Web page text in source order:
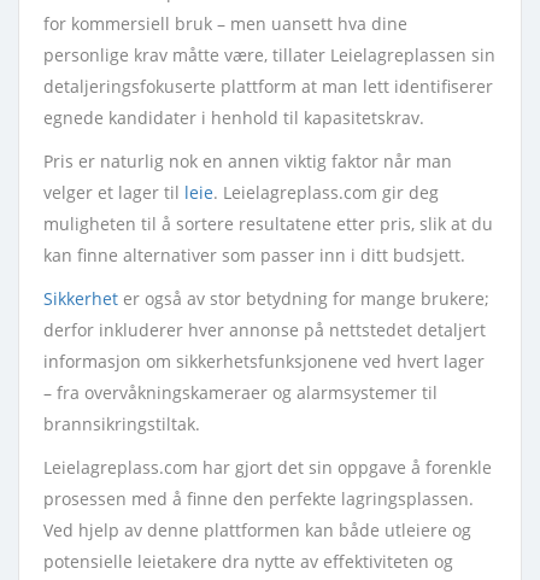
for kommersiell bruk – men uansett hva dine
personlige krav måtte være, tillater Leielagreplassen sin
detaljeringsfokuserte plattform at man lett identifiserer
egnede kandidater i henhold til kapasitetskrav.
Pris er naturlig nok en annen viktig faktor når man
velger et lager til leie. Leielagreplass.com gir deg
muligheten til å sortere resultatene etter pris, slik at du
kan finne alternativer som passer inn i ditt budsjett.
Sikkerhet er også av stor betydning for mange brukere;
derfor inkluderer hver annonse på nettstedet detaljert
informasjon om sikkerhetsfunksjonene ved hvert lager
– fra overvåkningskameraer og alarmsystemer til
brannsikringstiltak.
Leielagreplass.com har gjort det sin oppgave å forenkle
prosessen med å finne den perfekte lagringsplassen.
Ved hjelp av denne plattformen kan både utleiere og
potensielle leietakere dra nytte av effektiviteten og